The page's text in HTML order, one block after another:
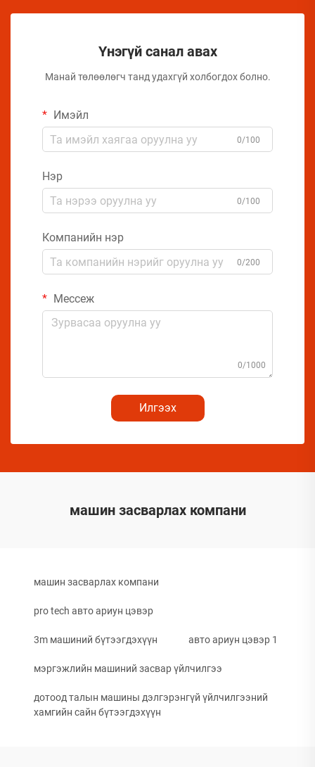
Үнэгүй санал авах
Манай төлөөлөгч танд удахгүй холбогдох болно.
Имэйл
0/100
Нэр
0/100
Компанийн нэр
0/200
Мессеж
0/1000
Илгээх
машин засварлах компани
машин засварлах компани
pro tech авто ариун цэвэр
3m машиний бүтээгдэхүүн авто ариун цэвэр 1
мэргэжлийн машиний засвар үйлчилгээ
дотоод талын машины дэлгэрэнгүй үйлчилгээний
хамгийн сайн бүтээгдэхүүн